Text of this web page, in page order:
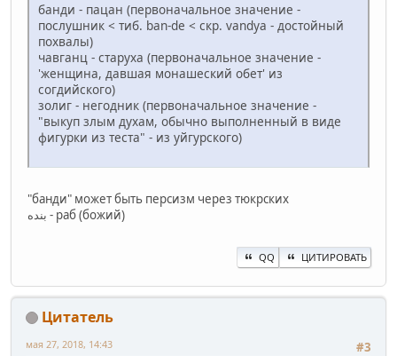
банди - пацан (первоначальное значение -
послушник < тиб. ban-de < скр. vandya - достойный
похвалы)
чавганц - старуха (первоначальное значение -
'женщина, давшая монашеский обет' из
согдийского)
золиг - негодник (первоначальное значение -
"выкуп злым духам, обычно выполненный в виде
фигурки из теста" - из уйгурского)
"банди" может быть персизм через тюкрских
بنده - раб (божий)
QQ ЦИТИРОВАТЬ
Цитатель
#3
мая 27, 2018, 14:43